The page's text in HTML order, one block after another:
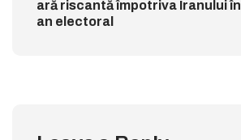
ară riscantă împotriva Iranului în
an electoral